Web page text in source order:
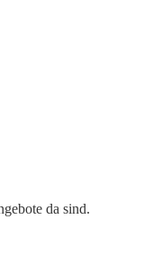
da sind.